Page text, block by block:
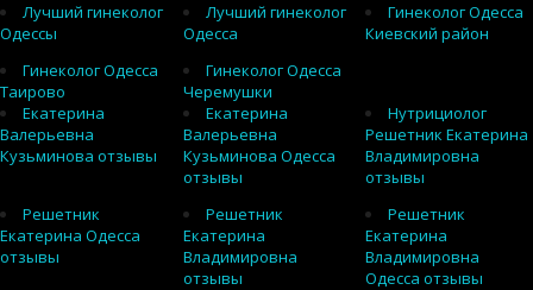
Лучший гинеколог
Одессы
Лучший гинеколог
Одесса
Гинеколог Одесса
Киевский район
Гинеколог Одесса
Таирово
Гинеколог Одесса
Черемушки
Екатерина
Валерьевна
Кузьминова отзывы
Екатерина
Валерьевна
Кузьминова Одесса
отзывы
Нутрициолог
Решетник Екатерина
Владимировна
отзывы
Решетник
Екатерина Одесса
отзывы
Решетник
Екатерина
Владимировна
отзывы
Решетник
Екатерина
Владимировна
Одесса отзывы